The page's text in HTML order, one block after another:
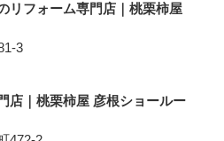
リフォーム専門店｜桃栗柿屋
3
店｜桃栗柿屋 彦根ショールー